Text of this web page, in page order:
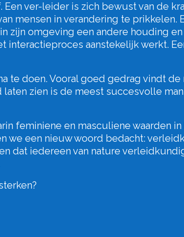
ver-leider is zich bewust van de
mensen in verandering te prikkelen.
zijn omgeving een andere houding
aanstekelijk werkt.
te doen. Vooral goed gedrag vindt
zien is de meest succesvolle
feminiene en masculiene waarden
een nieuw woord bedacht:
dat iedereen van nature